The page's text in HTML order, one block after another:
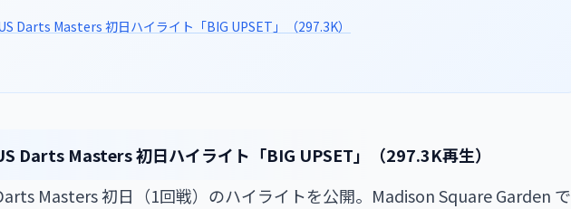
Darts Masters 初日ハイライト「BIG UPSET」（297.3K）
Darts Masters 初日ハイライト「BIG UPSET」（297.3K再生）
Masters 初日（1回戦）のハイライトを公開。Madison Square Garden で